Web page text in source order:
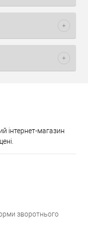
інтернет-магазин
зворотнього